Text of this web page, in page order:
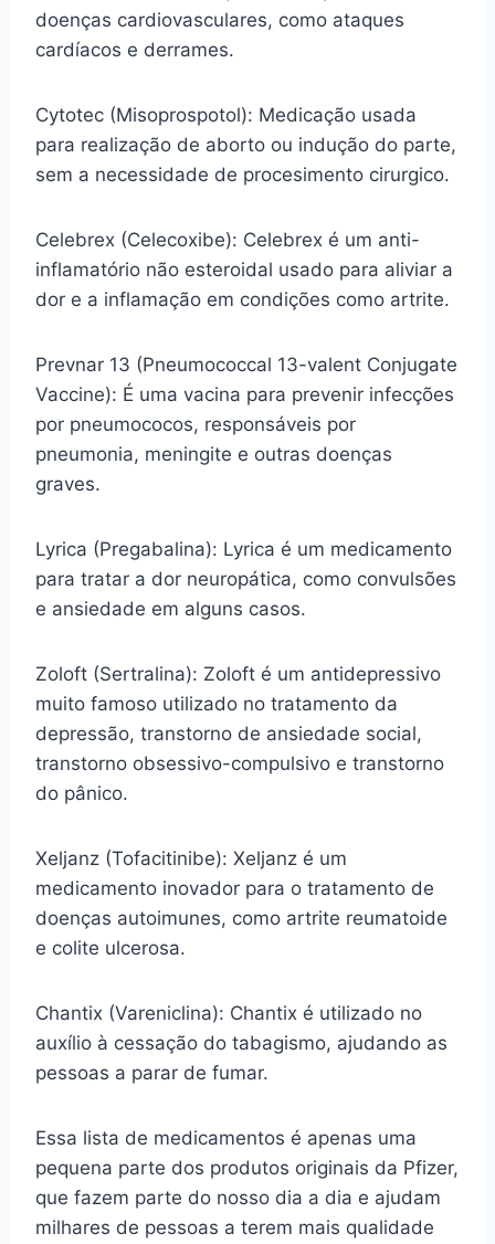
doenças cardiovasculares, como ataques
cardíacos e derrames.
Cytotec (Misoprospotol): Medicação usada
para realização de aborto ou indução do parte,
sem a necessidade de procesimento cirurgico.
Celebrex (Celecoxibe): Celebrex é um anti-
inflamatório não esteroidal usado para aliviar a
dor e a inflamação em condições como artrite.
Prevnar 13 (Pneumococcal 13-valent Conjugate
Vaccine): É uma vacina para prevenir infecções
por pneumococos, responsáveis por
pneumonia, meningite e outras doenças
graves.
Lyrica (Pregabalina): Lyrica é um medicamento
para tratar a dor neuropática, como convulsões
e ansiedade em alguns casos.
Zoloft (Sertralina): Zoloft é um antidepressivo
muito famoso utilizado no tratamento da
depressão, transtorno de ansiedade social,
transtorno obsessivo-compulsivo e transtorno
do pânico.
Xeljanz (Tofacitinibe): Xeljanz é um
medicamento inovador para o tratamento de
doenças autoimunes, como artrite reumatoide
e colite ulcerosa.
Chantix (Vareniclina): Chantix é utilizado no
auxílio à cessação do tabagismo, ajudando as
pessoas a parar de fumar.
Essa lista de medicamentos é apenas uma
pequena parte dos produtos originais da Pfizer,
que fazem parte do nosso dia a dia e ajudam
milhares de pessoas a terem mais qualidade